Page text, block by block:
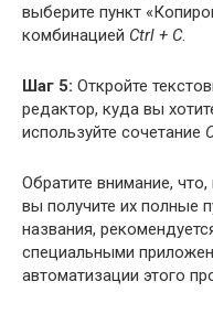
выберите пункт
комбинацией Ctrl + C.
Шаг 5: Откройте
редактор, куда вы
используйте сочетание
Обратите внимание,
вы получите их полные
названия,
специальными
автоматизации этого